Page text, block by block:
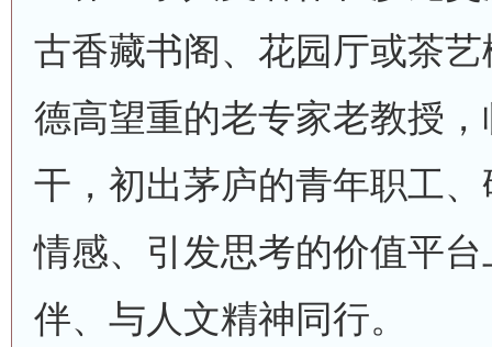
古香藏书阁、花园厅或茶
德高望重的老专家老教授
干，初出茅庐的青年职工
情感、引发思考的价值平
伴、与人文精神同行。